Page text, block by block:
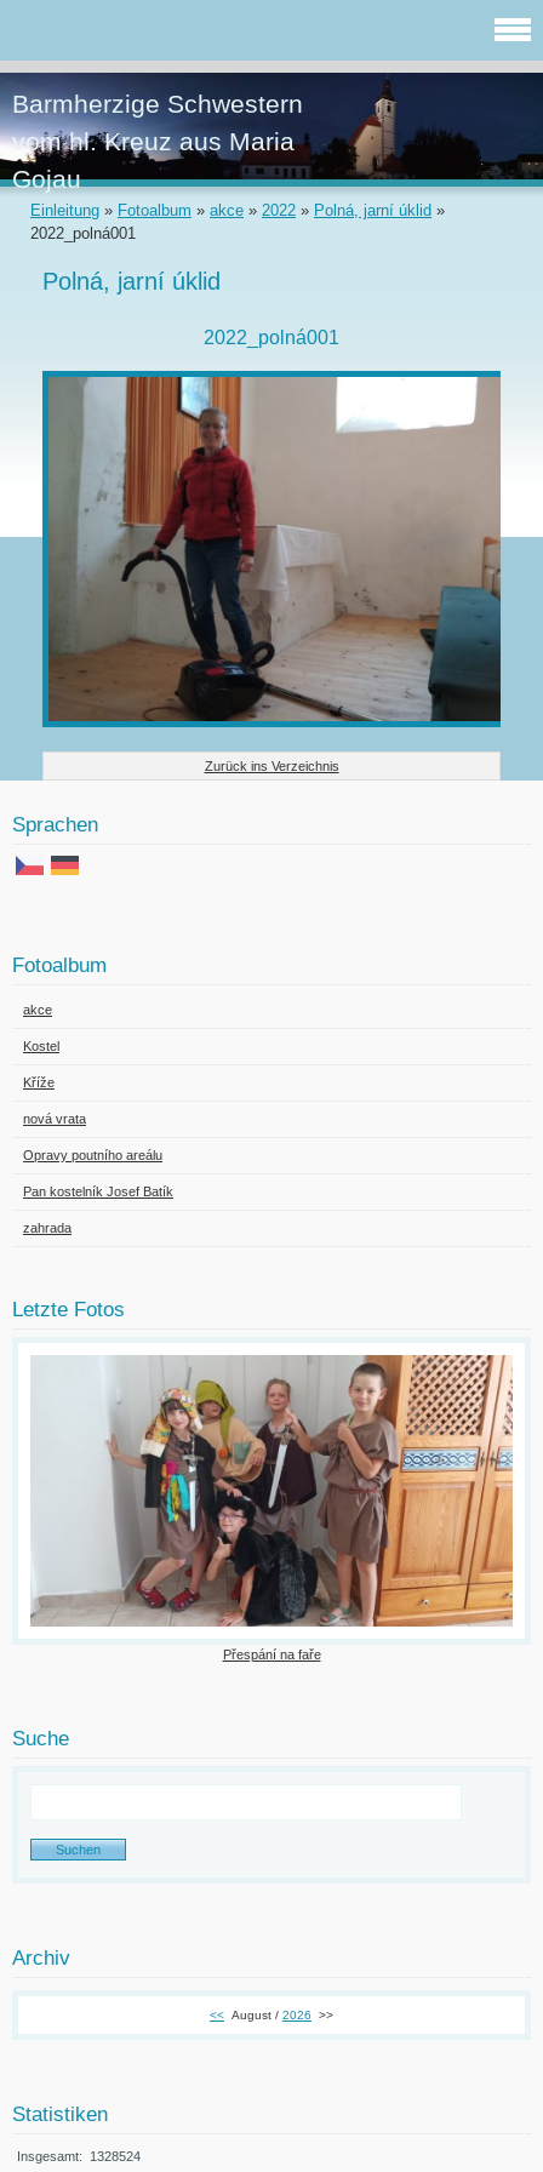
Barmherzige Schwestern
vom hl. Kreuz aus Maria
Gojau
Einleitung » Fotoalbum » akce » 2022 » Polná, jarní úklid »
2022_polná001
Polná, jarní úklid
2022_polná001
Zurück ins Verzeichnis
Sprachen
Fotoalbum
akce
Kostel
Kříže
nová vrata
Opravy poutního areálu
Pan kostelník Josef Batík
zahrada
Letzte Fotos
Přespání na faře
Suche
Archiv
<< August / 2026 >>
Statistiken
Insgesamt: 1328524